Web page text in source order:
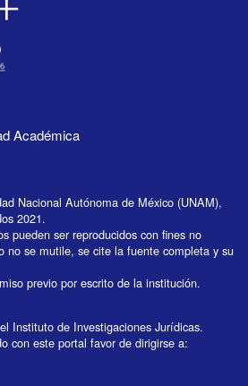
Académica
Nacional Autónoma de México (UNAM),
2021.
pueden ser reproducidos con fines no
no se mutile, se cite la fuente completa y su
previo por escrito de la institución.
Instituto de Investigaciones Jurídicas.
con este portal favor de dirigirse a: